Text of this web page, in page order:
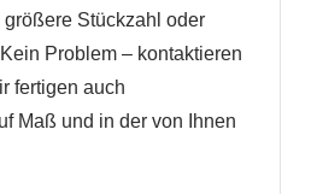
Stückzahl oder
Problem – kontaktieren
fertigen auch
Maß und in der von Ihnen